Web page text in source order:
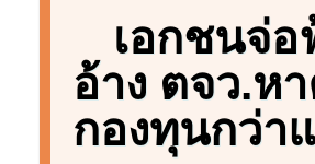
เอกชนจ่
อ้าง ตจว.ห
กองทุนกว่า